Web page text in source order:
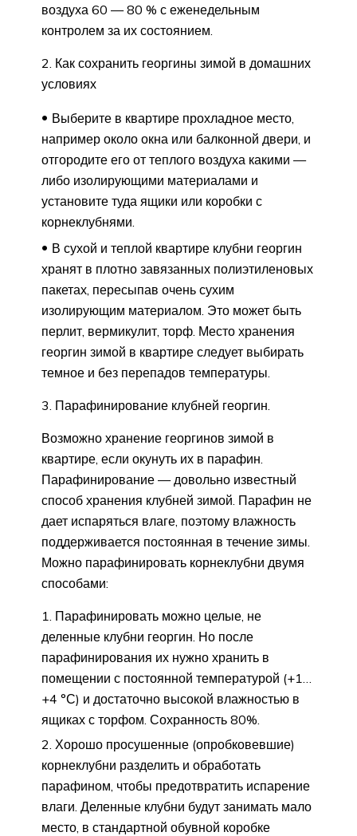
воздуха 60 — 80 % с еженедельным
контролем за их состоянием.
2. Как сохранить георгины зимой в домашних
условиях
Выберите в квартире прохладное место,
например около окна или балконной двери, и
отгородите его от теплого воздуха какими —
либо изолирующими материалами и
установите туда ящики или коробки с
корнеклубнями.
В сухой и теплой квартире клубни георгин
хранят в плотно завязанных полиэтиленовых
пакетах, пересыпав очень сухим
изолирующим материалом. Это может быть
перлит, вермикулит, торф. Место хранения
георгин зимой в квартире следует выбирать
темное и без перепадов температуры.
3. Парафинирование клубней георгин.
Возможно хранение георгинов зимой в
квартире, если окунуть их в парафин.
Парафинирование — довольно известный
способ хранения клубней зимой. Парафин не
дает испаряться влаге, поэтому влажность
поддерживается постоянная в течение зимы.
Можно парафинировать корнеклубни двумя
способами:
Парафинировать можно целые, не
деленные клубни георгин. Но после
парафинирования их нужно хранить в
помещении с постоянной температурой (+1…
+4 °С) и достаточно высокой влажностью в
ящиках с торфом. Сохранность 80%.
Хорошо просушенные (опробковевшие)
корнеклубни разделить и обработать
парафином, чтобы предотвратить испарение
влаги. Деленные клубни будут занимать мало
место, в стандартной обувной коробке